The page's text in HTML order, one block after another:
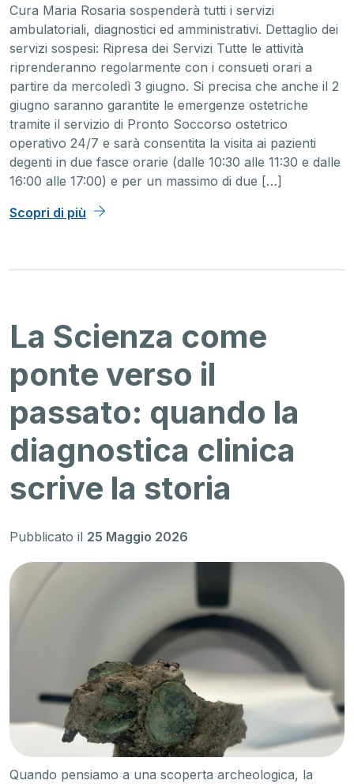
Cura Maria Rosaria sospenderà tutti i servizi
ambulatoriali, diagnostici ed amministrativi. Dettaglio dei
servizi sospesi: Ripresa dei Servizi Tutte le attività
riprenderanno regolarmente con i consueti orari a
partire da mercoledì 3 giugno. Si precisa che anche il 2
giugno saranno garantite le emergenze ostetriche
tramite il servizio di Pronto Soccorso ostetrico
operativo 24/7 e sarà consentita la visita ai pazienti
degenti in due fasce orarie (dalle 10:30 alle 11:30 e dalle
16:00 alle 17:00) e per un massimo di due […]
Scopri di più
La Scienza come
ponte verso il
passato: quando la
diagnostica clinica
scrive la storia
Pubblicato il 25 Maggio 2026
Quando pensiamo a una scoperta archeologica, la